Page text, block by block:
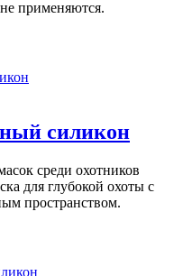
применяются.
силикон
среди охотников
для глубокой охоты с
пространством.